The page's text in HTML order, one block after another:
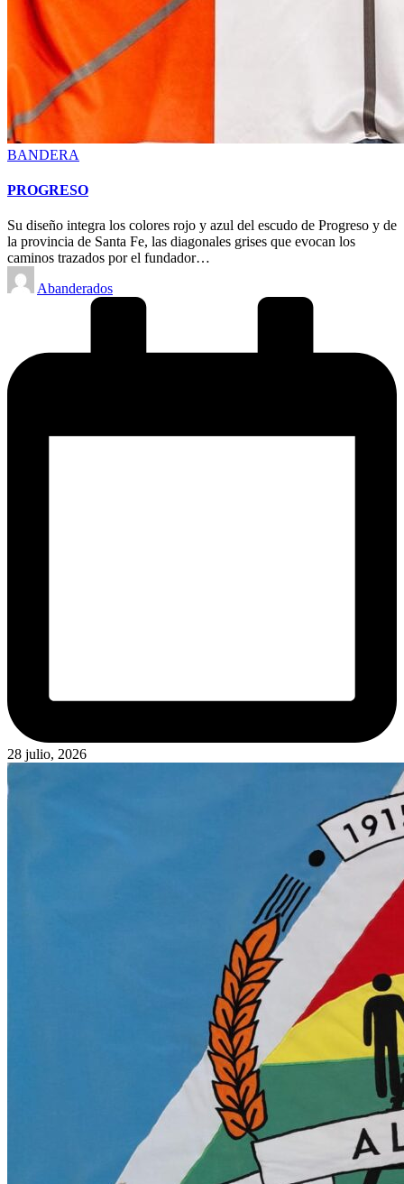
Posted
BANDERA
PROGRESO
Su diseño integra los colores rojo y azul del escudo de Progreso y de
la provincia de Santa Fe, las diagonales grises que evocan los
caminos trazados por el fundador…
Posted
by
Abanderados
28 julio, 2026